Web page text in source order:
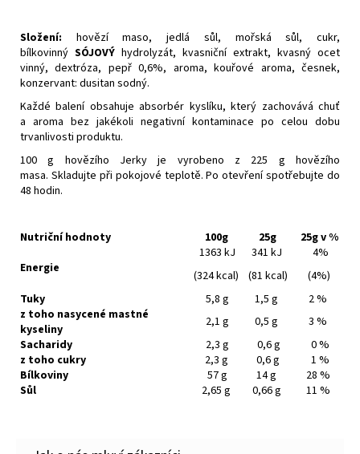
Složení:
hovězí maso, jedlá sůl, mořská sůl, cukr,
bílkovinný SÓJOVÝ hydrolyzát, kvasniční extrakt, kvasný ocet
vinný, dextróza, pepř 0,6%, aroma, kouřové aroma, česnek,
konzervant: dusitan sodný.
Každé balení obsahuje absorbér kyslíku, který zachovává chuť
a aroma bez jakékoli negativní kontaminace po celou dobu
trvanlivosti produktu.
100 g hovězího Jerky je vyrobeno z 225 g hovězího
masa. Skladujte při pokojové teplotě. Po otevření spotřebujte do
48 hodin.
Nutriční hodnoty 100g 25g
25g v %
Energie
1363 kJ
(324 kcal)
341 kJ
(81 kcal)
4%
(4%)
Tuky
5,8 g 1,5 g
2 %
z toho nasycené mastné
kyseliny
2,1 g 0,5 g
3 %
Sacharidy
2,3 g 0,6 g
0 %
z toho cukry
2,3 g 0,6 g
1 %
Bílkoviny
57 g 14 g
28 %
Sůl
2,65 g 0,66 g 11 %